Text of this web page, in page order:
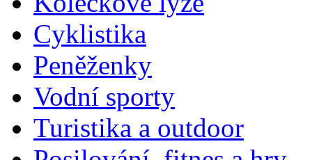
Cyklistika
Peněženky
Vodní sporty
Turistika a outdoor